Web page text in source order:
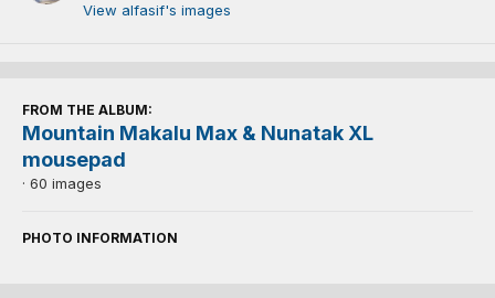
View alfasif's images
FROM THE ALBUM:
Mountain Makalu Max & Nunatak XL
mousepad
· 60 images
PHOTO INFORMATION